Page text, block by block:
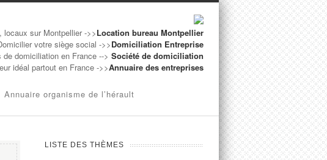
locaux sur Montpellier ->>Location bureau Montpellier
votre siège social ->>Domiciliation Entreprise
domiciliation en France --> Société de domiciliation
idéal partout en France ->>Annuaire des entreprises
Annuaire organisme de l’hérault
LISTE DES THÈMES